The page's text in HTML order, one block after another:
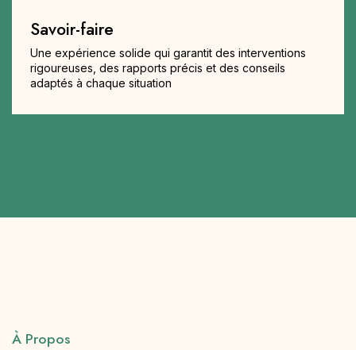
Savoir-faire
Une expérience solide qui garantit des interventions
rigoureuses, des rapports précis et des conseils
adaptés à chaque situation
À Propos